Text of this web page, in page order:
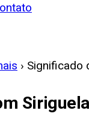
› Significado
Siriguela